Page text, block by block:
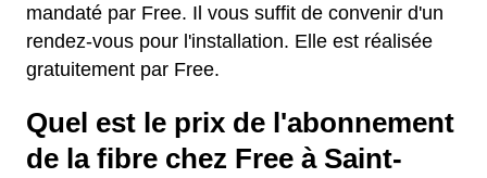
mandaté par Free. Il vous suffit de convenir d'un
rendez-vous pour l'installation. Elle est réalisée
gratuitement par Free.
Quel est le prix de l'abonnement
de la fibre chez Free à Saint-